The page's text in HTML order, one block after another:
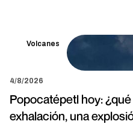
Volcanes
4/8/2026
Popocatépetl hoy:
exhalación, una